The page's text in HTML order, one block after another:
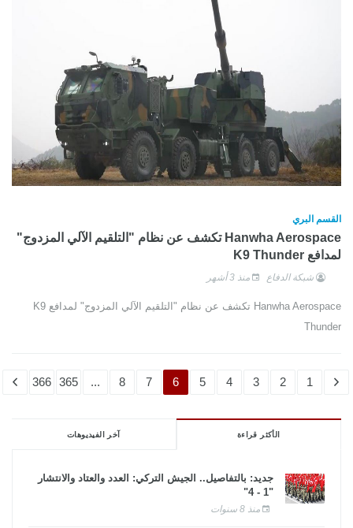
القسم البري
Hanwha Aerospace تكشف عن نظام "التلقيم الآلي المزدوج"
لمدافع K9 Thunder
شبكة الدفاع منذ 3 أشهر
Hanwha Aerospace تكشف عن نظام "التلقيم الآلي المزدوج" لمدافع K9
Thunder
1
2
3
4
5
6
7
8
...
365
366
الأكثر قراءة آخر الفيديوهات
جديد: بالتفاصيل.. الجيش التركي: العدد والعتاد والانتشار
"1 - 4"
منذ 8 سنوات